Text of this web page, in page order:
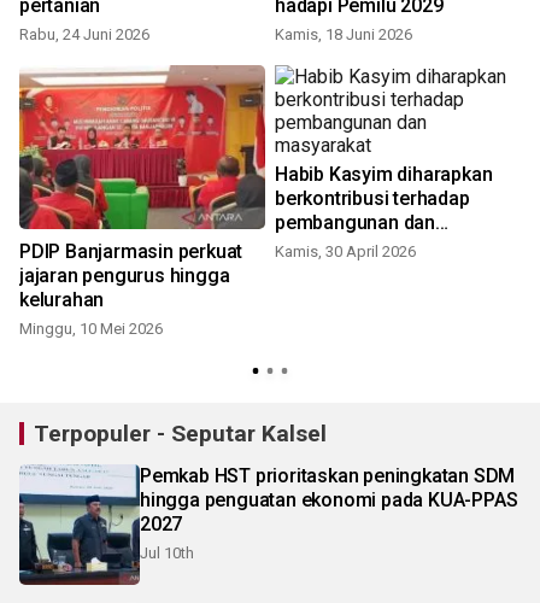
pertanian
Rabu, 24 Juni 2026
hadapi Pemilu 2029
Kamis, 18 Juni 2026
PDIP Banjarmasin perkuat
jajaran pengurus hingga
kelurahan
Minggu, 10 Mei 2026
Habib Kasyim diharapkan
berkontribusi terhadap
pembangunan dan
masyarakat
Kamis, 30 April 2026
Terpopuler - Seputar Kalsel
Pemkab HST prioritaskan peningkatan SDM
hingga penguatan ekonomi pada KUA-PPAS
2027
Jul 10th